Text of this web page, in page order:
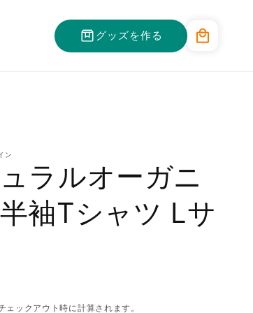
グッズを作る
ー
ン
ラルオーガニ
袖Tシャツ Lサ
ェックアウト時に計算されます。